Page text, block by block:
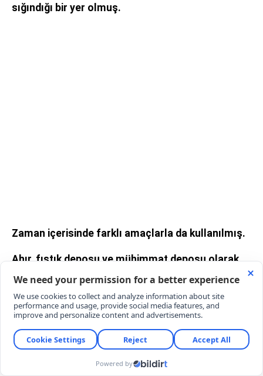
sığındığı bir yer olmuş.
Zaman içerisinde farklı amaçlarla da kullanılmış.
Ahır, fıstık deposu ve mühimmat deposu olarak
Günümüzde ise kafeterya olarak misafirlerini
ağırlıyor.
Yaz aylarında dışarıda hava sıcaklığı 40 dereceyi
bulurken mağaranın içi yaklaşık 13 derece oluyor.